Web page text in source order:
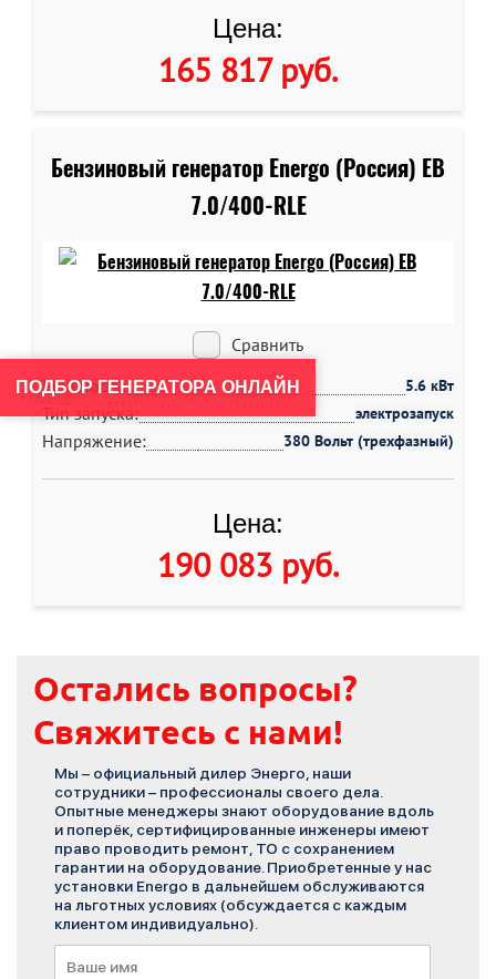
Цена:
165 817 руб.
Бензиновый генератор Energo (Россия) EB
7.0/400-RLE
Сравнить
Мощность:
5.6 кВт
Тип запуска: электрозапуск
Напряжение: 380 Вольт (трехфазный)
Цена:
190 083 руб.
Остались вопросы?
Свяжитесь с нами!
Мы – официальный дилер Энерго, наши
сотрудники – профессионалы своего дела.
Опытные менеджеры знают оборудование вдоль
и поперёк, сертифицированные инженеры имеют
право проводить ремонт, ТО с сохранением
гарантии на оборудование. Приобретенные у нас
установки Energo в дальнейшем обслуживаются
на льготных условиях (обсуждается с каждым
клиентом индивидуально).
ПОДБОР ГЕНЕРАТОРА ОНЛАЙН